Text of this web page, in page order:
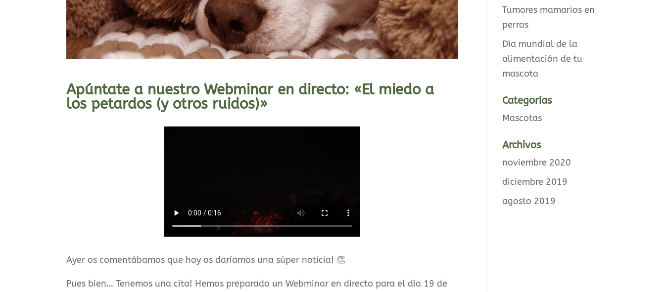
Apúntate a nuestro Webminar en directo: «El miedo a
los petardos (y otros ruidos)»
Ayer os comentábamos que hoy os daríamos una súper noticia! 👏
Pues bien… Tenemos una cita! Hemos preparado un Webminar en directo para el día 19 de
Tumores mamarios en
perras
Día mundial de la
alimentación de tu
mascota
Categorías
Mascotas
Archivos
noviembre 2020
diciembre 2019
agosto 2019